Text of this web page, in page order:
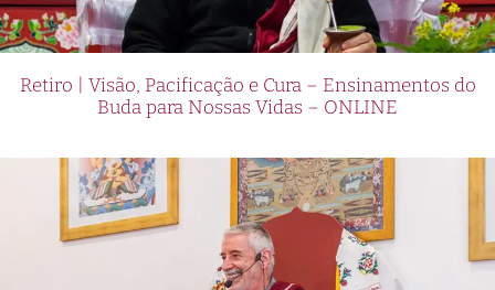
Retiro | Visão, Pacificação e Cura – Ensinamentos do
Buda para Nossas Vidas – ONLINE